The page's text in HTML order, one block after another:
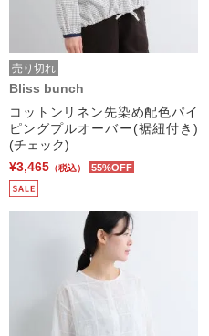
売り切れ
Bliss bunch
コットンリネン先染め配色パイ
ピングプルオーバー(裾紐付き)
(チェック)
¥3,465 （税込） 55%OFF